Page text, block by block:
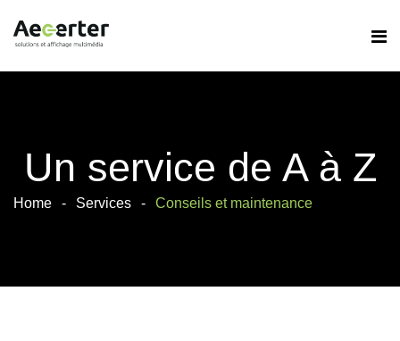
Un service de A à Z
Home Services Conseils et maintenance